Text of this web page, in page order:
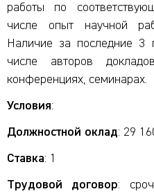
работы по
числе опыт научной
Наличие за последние 3
числе авторов
конференциях, семинарах.
Условия:
Должностной оклад: 29
Ставка: 1
Трудовой договор: